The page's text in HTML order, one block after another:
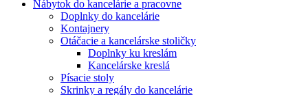
Nábytok do kancelárie a pracovne
Doplnky do kancelárie
Kontajnery
Otáčacie a kancelárske stoličky
Doplnky ku kreslám
Kancelárske kreslá
Písacie stoly
Skrinky a regály do kancelárie